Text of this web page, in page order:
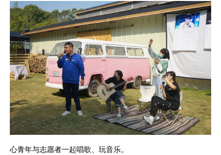
心青年与志愿者一起唱歌、玩音乐。